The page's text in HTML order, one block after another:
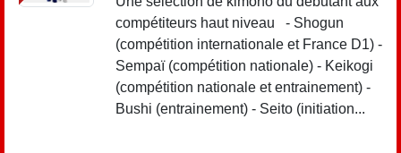
compétiteurs haut niveau - Shogun
(compétition internationale et France D1) -
Sempaï (compétition nationale) - Keikogi
(compétition nationale et entrainement) -
Bushi (entrainement) - Seito (initiation...